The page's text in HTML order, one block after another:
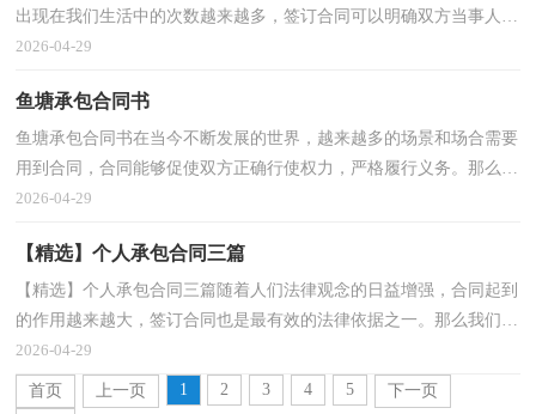
出现在我们生活中的次数越来越多，签订合同可以明确双方当事人的
权利和义务。那么相关的合同到底怎么写呢？以下是...
2026-04-29
鱼塘承包合同书
鱼塘承包合同书在当今不断发展的世界，越来越多的场景和场合需要
用到合同，合同能够促使双方正确行使权力，严格履行义务。那么一
般合同是怎么起草的呢？下面是小编帮大家整理的鱼塘...
2026-04-29
【精选】个人承包合同三篇
【精选】个人承包合同三篇随着人们法律观念的日益增强，合同起到
的作用越来越大，签订合同也是最有效的法律依据之一。那么我们拟
定合同的时候需要注意什么问题呢？下面是小编精心...
2026-04-29
首页 上一页 1 2 3 4 5
下一页